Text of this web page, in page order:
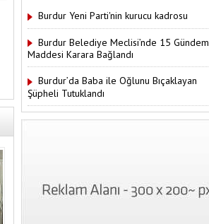
Burdur Yeni Parti'nin kurucu kadrosu
Burdur Belediye Meclisi’nde 15 Gündem
Maddesi Karara Bağlandı
Burdur’da Baba ile Oğlunu Bıçaklayan
Şüpheli Tutuklandı